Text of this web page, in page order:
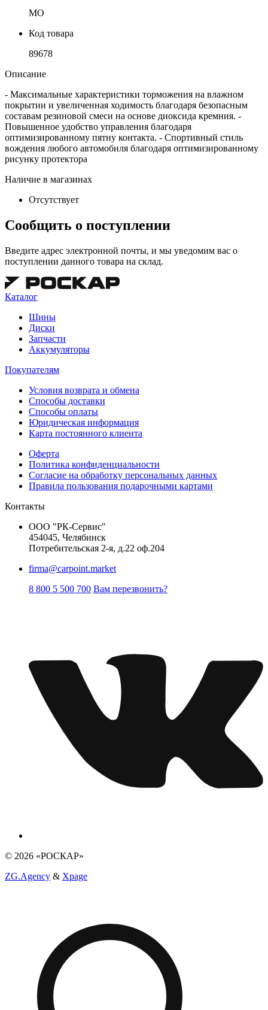
MO
Код товара
89678
Описание
- Максимальные характеристики торможения на влажном
покрытии и увеличенная ходимость благодаря безопасным
составам резиновой смеси на основе диоксида кремния. -
Повышенное удобство управления благодаря
оптимизированному пятну контакта. - Спортивный стиль
вождения любого автомобиля благодаря оптимизированному
рисунку протектора
Наличие в магазинах
Отсутствует
Сообщить о поступлении
Введите адрес электронной почты, и мы уведомим вас о
поступлении данного товара на склад.
Каталог
Шины
Диски
Запчасти
Аккумуляторы
Покупателям
Условия возврата и обмена
Способы доставки
Способы оплаты
Юридическая информация
Карта постоянного клиента
Оферта
Политика конфиденциальности
Согласие на обработку персональных данных
Правила пользования подарочными картами
Контакты
ООО "РК-Сервис"
454045, Челябинск
Потребительская 2-я, д.22 оф.204
firma@carpoint.market
8 800 5 500 700 Вам перезвонить?
© 2026 «РОСКАР»
ZG.Agency & Xpage